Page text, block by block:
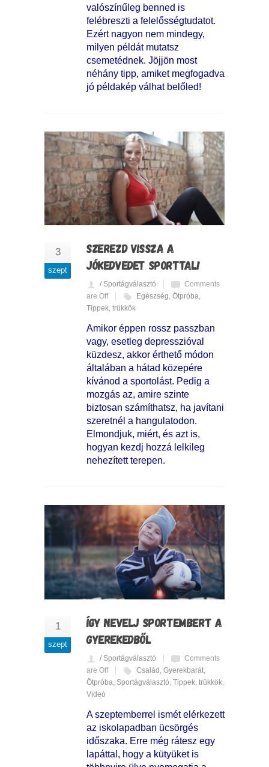
valószínűleg benned is
felébreszti a felelősségtudatot.
Ezért nagyon nem mindegy,
milyen példát mutatsz
csemetédnek. Jöjjön most
néhány tipp, amiket megfogadva
jó példakép válhat belőled!
3
szept
SZEREZD VISSZA A
JÓKEDVEDET SPORTTAL!
/ Sportágválasztó
Comments
are Off
Egészség, Ötpróba,
Tippek, trükkök
Amikor éppen rossz passzban
vagy, esetleg depresszióval
küzdesz, akkor érthető módon
általában a hátad közepére
kívánod a sportolást. Pedig a
mozgás az, amire szinte
biztosan számíthatsz, ha javítani
szeretnél a hangulatodon.
Elmondjuk, miért, és azt is,
hogyan kezdj hozzá lelkileg
nehezített terepen.
1
szept
ÍGY NEVELJ SPORTEMBERT A
GYEREKEDBŐL
/ Sportágválasztó
Comments
are Off
Család , Gyerekbarát,
Ötpróba, Sportágválasztó, Tippek, trükkök,
Videó
A szeptemberrel ismét elérkezett
az iskolapadban ücsörgés
időszaka. Erre még rátesz egy
lapáttal, hogy a kütyüket is